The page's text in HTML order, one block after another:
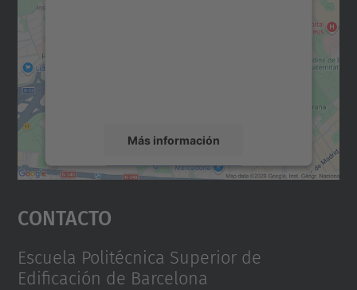
Más información
Aceptar
powered by
Contacto
Escuela Politécnica Superior de
Edificación de Barcelona